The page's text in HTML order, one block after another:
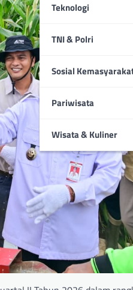
Teknologi
TNI & Polri
Sosial
Pariwisata
Wisata & Kuliner